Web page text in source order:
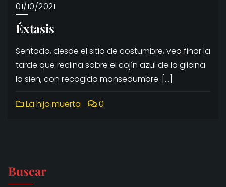
01/10/2021
Éxtasis
Sentado, desde el sitio de costumbre, veo finar la
tarde que reclina sobre el cojín azul de la glicina
la sien, con recogida mansedumbre. […]
La hija muerta 0
Buscar